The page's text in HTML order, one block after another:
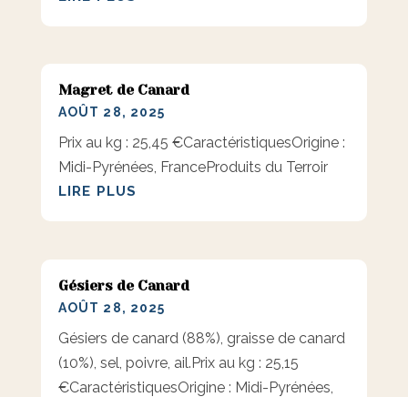
Magret de Canard
AOÛT 28, 2025
Prix au kg : 25,45 €CaractéristiquesOrigine :
Midi-Pyrénées, FranceProduits du Terroir
LIRE PLUS
Gésiers de Canard
AOÛT 28, 2025
Gésiers de canard (88%), graisse de canard
(10%), sel, poivre, ail.Prix au kg : 25,15
€CaractéristiquesOrigine : Midi-Pyrénées,